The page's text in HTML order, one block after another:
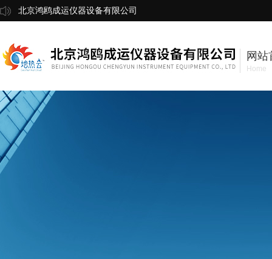
北京鸿鸥成运仪器设备有限公司
网站
Home